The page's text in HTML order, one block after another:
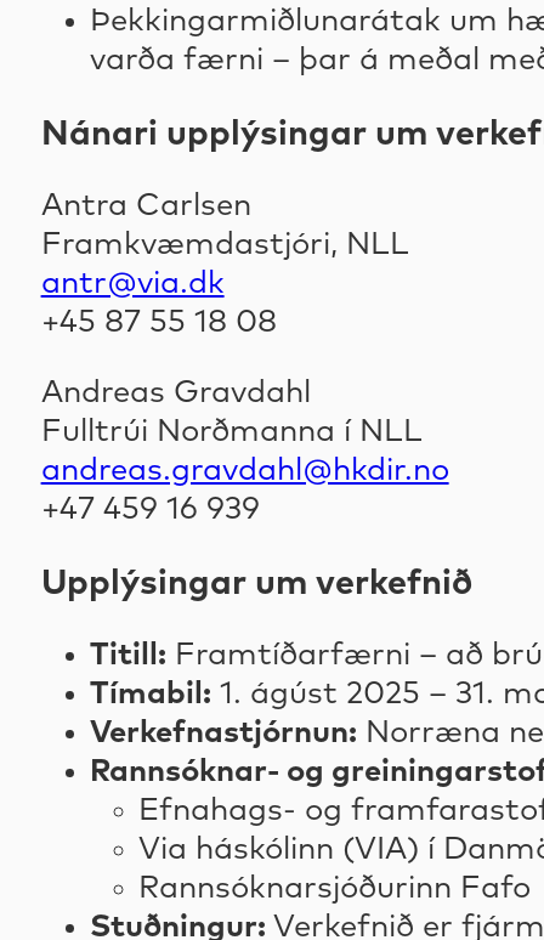
Þekkingarmiðlunarátak um
varða færni – þar á meðal
Nánari upplýsingar um
Antra Carlsen
Framkvæmdastjóri, NLL
antr@via.dk
+45 87 55 18 08
Andreas Gravdahl
Fulltrúi Norðmanna í NLL
andreas.gravdahl@hkdir.no
+47 459 16 939
Upplýsingar um verkefnið
Titill: Framtíðarfærni – að
Tímabil: 1. ágúst 2025 – 31.
Verkefnastjórnun: Norræna
Rannsóknar- og
Efnahags- og
Via háskólinn (VIA) í
Rannsóknarsjóðurinn Fafo
Stuðningur: Verkefnið er